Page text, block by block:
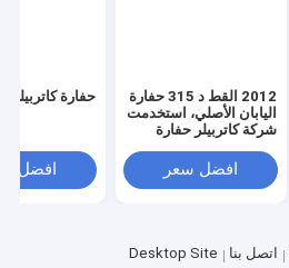
2012 القط د 315 حفارة
اليابان الأصلي، استخدمت
شركة كاتربيلر حفارة
افضل سعر
حفارة كاتربيلر 320 د
افضل
اتصل بنا
Desktop Site